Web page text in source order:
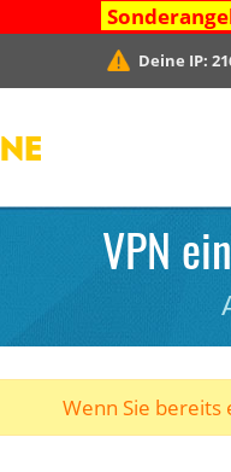
Deine IP:
VPN
Wenn Sie bereits